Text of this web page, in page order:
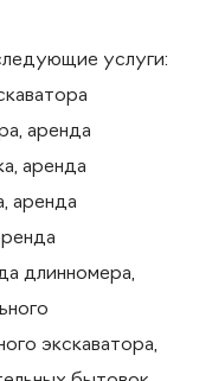
услуги:
аренда
аренда
аренда
длинномера,
экскаватора,